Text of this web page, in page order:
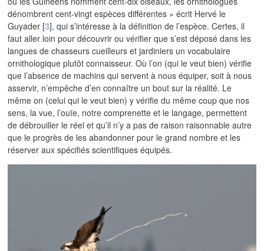
dénombrent cent-vingt espèces différentes » écrit Hervé le
Guyader [3], qui s’intéresse à la définition de l’espèce. Certes, il
faut aller loin pour découvrir ou vérifier que s’est déposé dans les
langues de chasseurs cueilleurs et jardiniers un vocabulaire
ornithologique plutôt connaisseur. Où l’on (qui le veut bien) vérifie
que l’absence de machins qui servent à nous équiper, soit à nous
asservir, n’empêche d’en connaître un bout sur la réalité. Le
même on (celui qui le veut bien) y vérifie du même coup que nos
sens, la vue, l’ouïe, notre comprenette et le langage, permettent
de débrouiller le réel et qu’il n’y a pas de raison raisonnable autre
que le progrès de les abandonner pour le grand nombre et les
réserver aux spécifiés scientifiques équipés.